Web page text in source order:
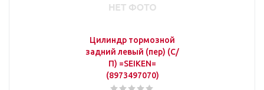
Цилиндр тормозной
задний левый (пер) (С/
П) =SEIKEN=
(8973497070)